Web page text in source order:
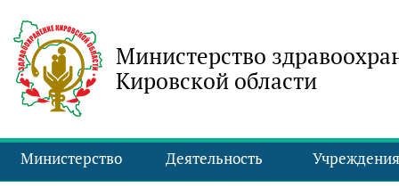
Министерство
Кировской области
Министерство Деятельность Учреждения